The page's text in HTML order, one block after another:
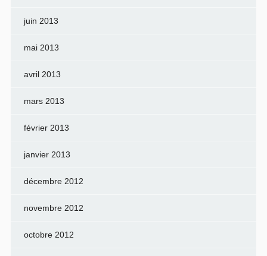
juin 2013
mai 2013
avril 2013
mars 2013
février 2013
janvier 2013
décembre 2012
novembre 2012
octobre 2012